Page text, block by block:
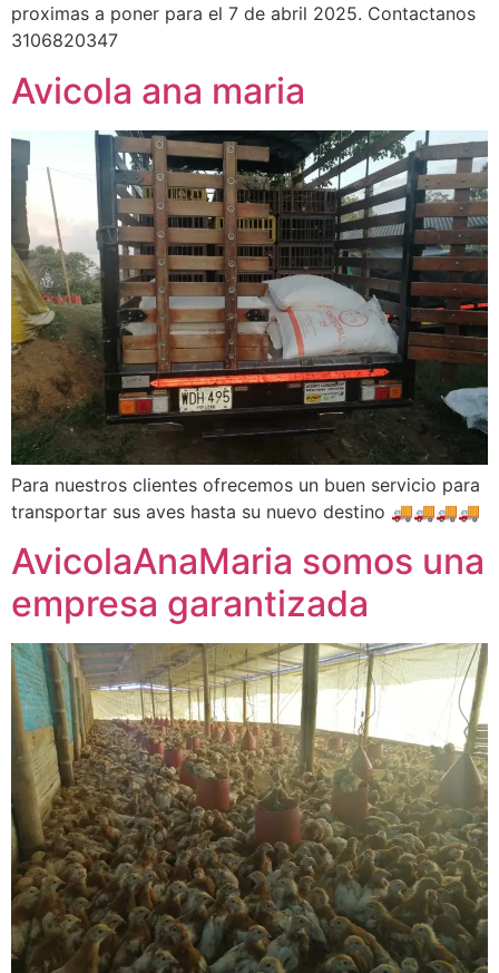
proximas a poner para el 7 de abril 2025. Contactanos
3106820347
Avicola ana maria
Para nuestros clientes ofrecemos un buen servicio para
transportar sus aves hasta su nuevo destino 🚚🚚🚚🚚
AvicolaAnaMaria somos una
empresa garantizada